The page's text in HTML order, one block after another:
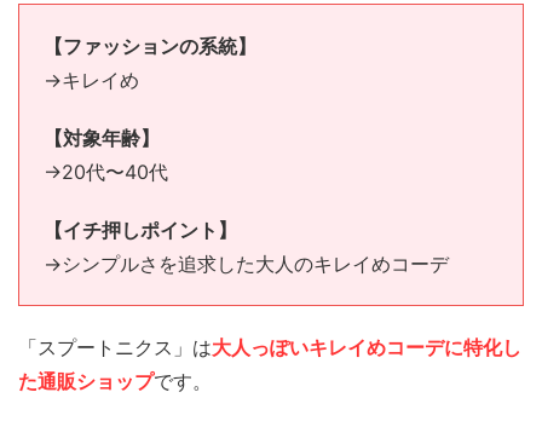
【ファッションの系統】
→キレイめ
【対象年齢】
→20代〜40代
【イチ押しポイント】
→シンプルさを追求した大人のキレイめコーデ
「スプートニクス」は大人っぽいキレイめコーデに特化し
た通販ショップです。